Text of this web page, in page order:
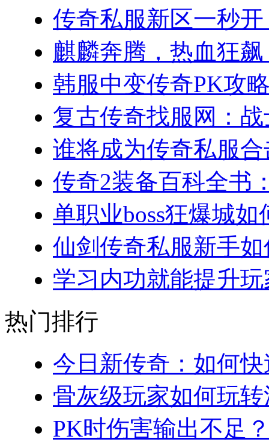
传奇私服新区一秒开
麒麟奔腾，热血狂
韩服中变传奇PK攻
复古传奇找服网：
谁将成为传奇私服
传奇2装备百科全书
单职业boss狂爆城
仙剑传奇私服新手
学习内功就能提升
热门排行
今日新传奇：如何
骨灰级玩家如何玩
PK时伤害输出不足